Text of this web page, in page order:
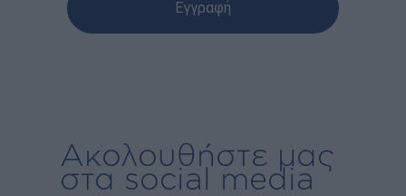
Ακολουθήστε μας
στα social media